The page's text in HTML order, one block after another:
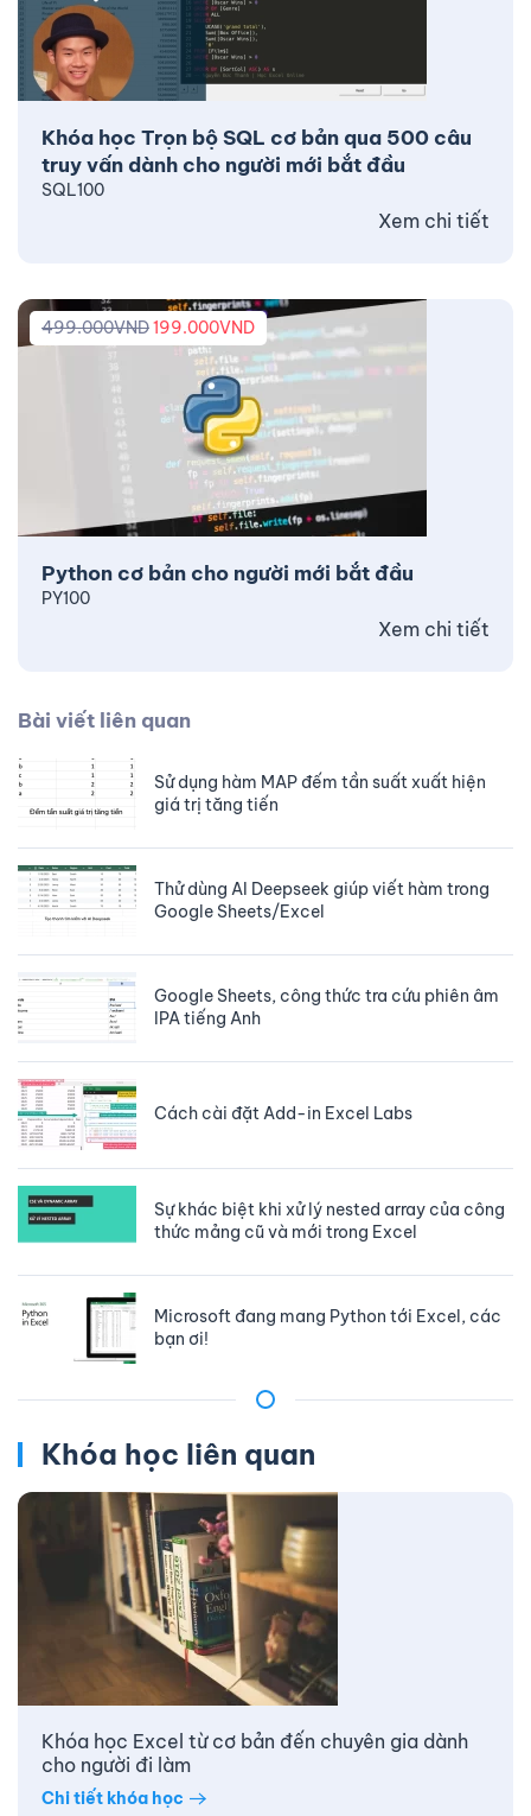
Khóa học Trọn bộ SQL cơ bản qua 500 câu
truy vấn dành cho người mới bắt đầu
SQL100
Xem chi tiết
Python cơ bản cho người mới bắt đầu
499.000VND199.000VND
PY100
Xem chi tiết
Bài viết liên quan
Sử dụng hàm MAP đếm tần suất xuất hiện
giá trị tăng tiến
Thử dùng AI Deepseek giúp viết hàm trong
Google Sheets/Excel
Google Sheets, công thức tra cứu phiên âm
IPA tiếng Anh
Cách cài đặt Add-in Excel Labs
Sự khác biệt khi xử lý nested array của công
thức mảng cũ và mới trong Excel
Microsoft đang mang Python tới Excel, các
bạn ơi!
Khóa học liên quan
Khóa học Excel từ cơ bản đến chuyên gia dành
cho người đi làm
Chi tiết khóa học